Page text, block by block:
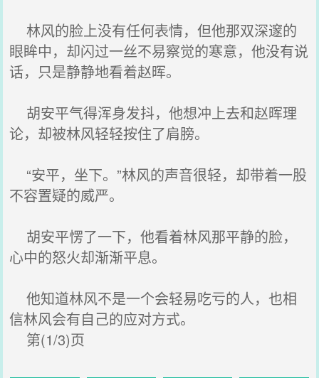
林风的脸上没有任何表情，但他那双深邃的
眼眸中，却闪过一丝不易察觉的寒意，他没有说
话，只是静静地看着赵晖。
胡安平气得浑身发抖，他想冲上去和赵晖理
论，却被林风轻轻按住了肩膀。
“安平，坐下。”林风的声音很轻，却带着一股
不容置疑的威严。
胡安平愣了一下，他看着林风那平静的脸，
心中的怒火却渐渐平息。
他知道林风不是一个会轻易吃亏的人，也相
信林风会有自己的应对方式。
第(1/3)页